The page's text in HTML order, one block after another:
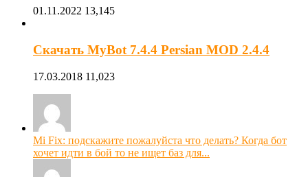
01.11.2022 13,145
Скачать MyBot 7.4.4 Persian MOD 2.4.4
17.03.2018 11,023
Mi Fix: подскажите пожалуйста что делать? Когда бот
хочет идти в бой то не ищет баз для...